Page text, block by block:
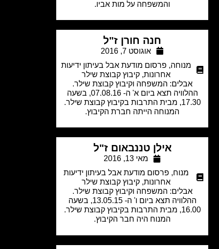
והמשפחה על מות אביו.
חנה חורן ז"ל
אוגוסט 7, 2016
מנוחה
פרסום מודעת אבל בעיתון ידיעות
אחרונות,קיבוץ קבוצת שילר
אבלים: המשפחה וקיבוץ קבוצת שילר.
ההלוויה תצא ביום א' ה- 07.08.16, בשעה
המנוחה הייתה חברת הקיבוץ.
אילן טננבאום ז"ל
מאי 13, 2016
מנוח,
פרסום מודעת אבל בעיתון ידיעות
אחרונות,קיבוץ קבוצת שילר
אבלים: המשפחה וקיבוץ קבוצת שילר.
ההלוויה תצא ביום ו' ה- 13.05.15, בשעה
המנוח היה חבר הקיבוץ.